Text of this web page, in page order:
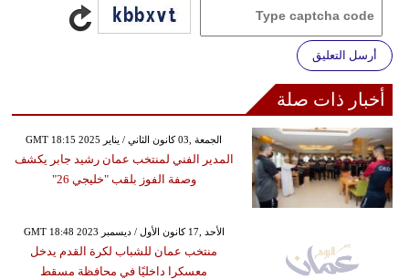
أرسل التعليق
أخبار ذات صلة
GMT 18:15 2025 الجمعة ,03 كانون الثاني / يناير
المدير الفني لمنتخب عمان رشيد جابر يكشف
وصفة الفوز بلقب "خليجي 26"
GMT 18:48 2023 الأحد ,17 كانون الأول / ديسمبر
منتخب عمان للشباب لكرة القدم يدخل
معسكرا داخليًا في محافظة مسقط